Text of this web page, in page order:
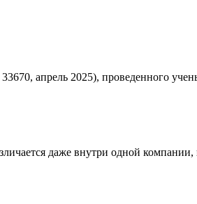
апрель 2025), проведенного
даже внутри одной